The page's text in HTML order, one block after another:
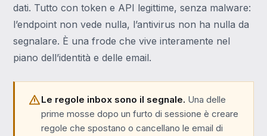
dati. Tutto con token e API legittime, senza malware:
l’endpoint non vede nulla, l’antivirus non ha nulla da
segnalare. È una frode che vive interamente nel
piano dell’identità e delle email.
Le regole inbox sono il segnale. Una delle
prime mosse dopo un furto di sessione è creare
regole che spostano o cancellano le email di